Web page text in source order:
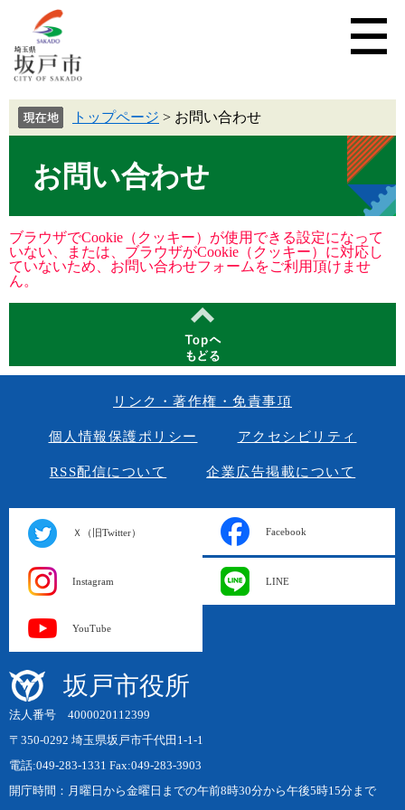
トップページ > お問い合わせ
お問い合わせ
ブラウザでCookie（クッキー）が使用できる設定になって
いない、または、ブラウザがCookie（クッキー）に対応し
ていないため、お問い合わせフォームをご利用頂けませ
ん。
リンク・著作権・免責事項
個人情報保護ポリシー アクセシビリティ
RSS配信について 企業広告掲載について
Ｘ（旧Twitter） Facebook
Instagram LINE
YouTube
坂戸市役所
法人番号 4000020112399
〒350-0292 埼玉県坂戸市千代田1-1-1
電話:049-283-1331 Fax:049-283-3903
開庁時間：月曜日から金曜日までの午前8時30分から午後5時15分まで